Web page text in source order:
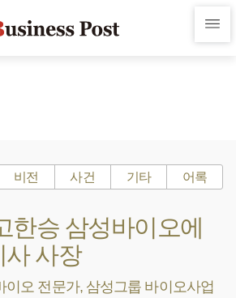
비전 사건 기타 어록
한승 삼성바이오에
사 사장
이오 전문가, 삼성그룹 바이오사업